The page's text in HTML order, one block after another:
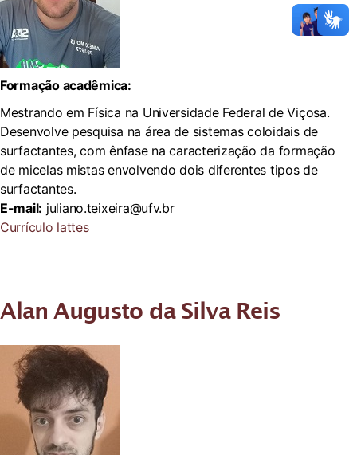
Formação acadêmica:
Mestrando em Física na Universidade Federal de Viçosa.
Desenvolve pesquisa na área de sistemas coloidais de
surfactantes, com ênfase na caracterização da formação
de micelas mistas envolvendo dois diferentes tipos de
surfactantes.
E-mail: juliano.teixeira@ufv.br
Currículo lattes
Alan Augusto da Silva Reis